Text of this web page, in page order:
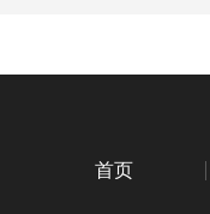
首页